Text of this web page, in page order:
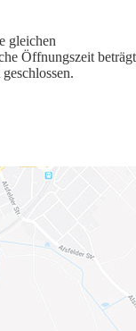
gleichen
Öffnungszeit beträgt